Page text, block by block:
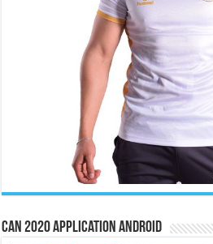
CAN 2020 Application Android